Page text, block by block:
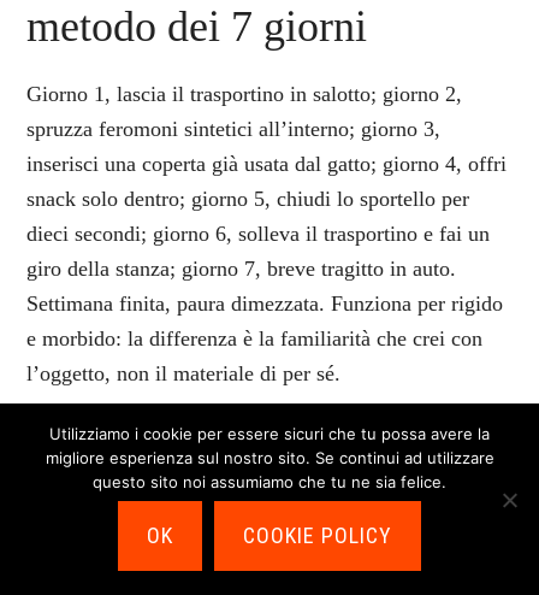
metodo dei 7 giorni
Giorno 1, lascia il trasportino in salotto; giorno 2,
spruzza feromoni sintetici all’interno; giorno 3,
inserisci una coperta già usata dal gatto; giorno 4, offri
snack solo dentro; giorno 5, chiudi lo sportello per
dieci secondi; giorno 6, solleva il trasportino e fai un
giro della stanza; giorno 7, breve tragitto in auto.
Settimana finita, paura dimezzata. Funziona per rigido
e morbido: la differenza è la familiarità che crei con
l’oggetto, non il materiale di per sé.
Errori comuni e falsi miti
Utilizziamo i cookie per essere sicuri che tu possa avere la
migliore esperienza sul nostro sito. Se continui ad utilizzare
questo sito noi assumiamo che tu ne sia felice.
OK COOKIE POLICY